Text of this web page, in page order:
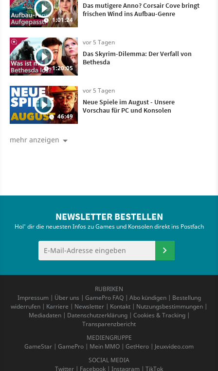
1:01:24
Das mutigere Anno? Corsair Cove bringt
frischen Wind ins Aufbau-Genre
1:20:05
vor 5 Tagen
Das Skyrim-Dilemma: Der Verfall von
Bethesda
46:49
vor 5 Tagen
Neue Spiele im August - Unsere
Vorschau für PC und Konsolen
mehr anzeigen
NEWSLETTER BESTELLEN
Hol' dir die neuesten Infos zu Games und Konsolen direkt ins Postfach
RUBRIKEN
Impressum| Über uns | GamePro FAQ| Abo kündigen| Bestellung
widerrufen | Karriere | Newsletter | Kontakt | Nutzungsbestimmungen |
Mediadaten| Datenschutzerklärung| Cookies & Tracking|
Transparenzbericht
MEDIENGRUPPE
GameStar | GamePro | Mein MMO | GetHero | Jeuxvideo.com
SOCIAL MEDIA
Twitter | Facebook | Instagram | TikTok